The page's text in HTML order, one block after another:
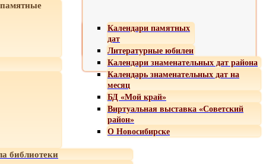
Календари памятных
дат
Литературные юбилеи
Календари знаменательных дат района
Календарь знаменательных дат на
месяц
БД «Мой край»
Виртуальная выставка «Советский
район»
О Новосибирске
библиотеки